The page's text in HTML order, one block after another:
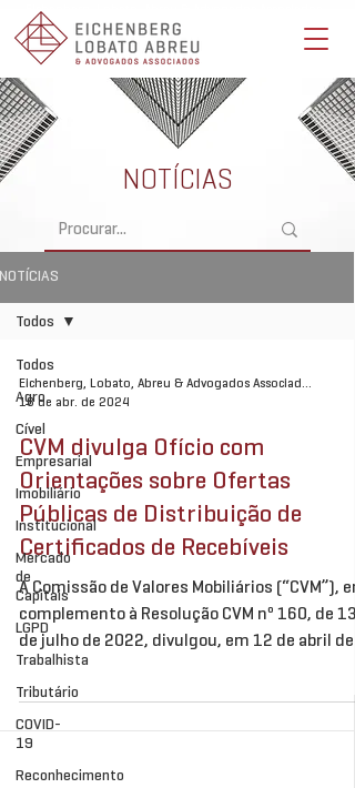
Eichenberg, Lobato, Abreu & Advogados Associados -
Advocacia Full Service
NOTÍCIAS
Todos
Agro
Cível
Empresarial
Imobiliário
Institucional
Mercado
de
Capitais
LGPD
Trabalhista
Tributário
COVID-
19
Reconhecimento
Todos
Eichenberg, Lobato, Abreu & Advogados Associados
18 de abr. de 2024
CVM divulga Ofício com
Orientações sobre Ofertas
Públicas de Distribuição de
Certificados de Recebíveis
A Comissão de Valores Mobiliários (“CVM”), em
complemento à Resolução CVM nº 160, de 13
de julho de 2022, divulgou, em 12 de abril de...
NOTÍCIAS